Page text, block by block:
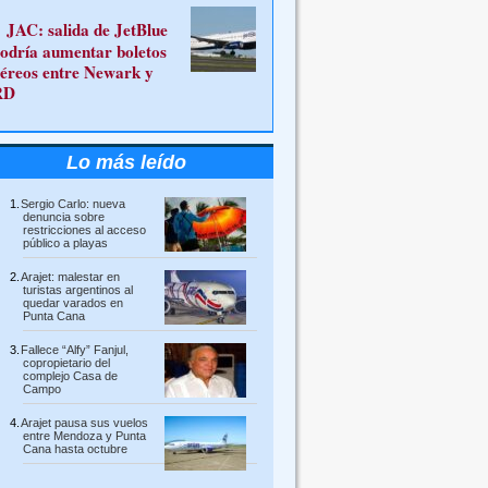
JAC: salida de JetBlue
aumentar boletos
entre Newark y
Lo más leído
Sergio Carlo: nueva
denuncia sobre
restricciones al acceso
público a playas
Arajet: malestar en
turistas argentinos al
quedar varados en
Punta Cana
Fallece “Alfy” Fanjul,
copropietario del
complejo Casa de
Campo
Arajet pausa sus vuelos
entre Mendoza y Punta
Cana hasta octubre